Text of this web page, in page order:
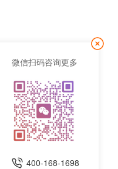
微信扫码咨询更多
400-168-1698